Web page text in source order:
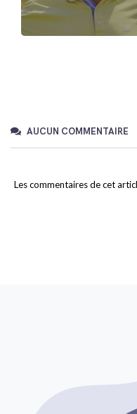
AUCUN COMMENTAIRE
Les commentaires de cet